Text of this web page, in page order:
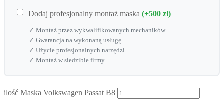
Dodaj profesjonalny montaż maska (+500 zł)
✓ Montaż przez wykwalifikowanych mechaników
✓ Gwarancja na wykonaną usługę
✓ Użycie profesjonalnych narzędzi
✓ Montaż w siedzibie firmy
ilość Maska Volkswagen Passat B8